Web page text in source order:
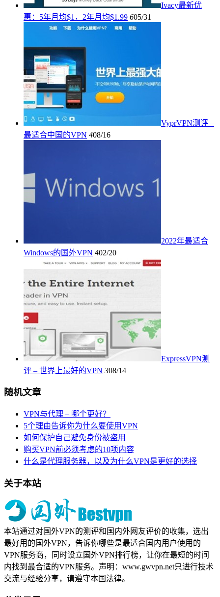
Ivacy最新优
惠：5年月均$1，2年月均$1.99 605/31
VyprVPN测评 –
最适合中国的VPN 408/16
2022年最适合
Windows的国外VPN 402/20
ExpressVPN测
评 – 世界上最好的VPN 308/14
随机文章
VPN与代理 – 哪个更好？
5个理由告诉你为什么要使用VPN
如何保护自己避免身份被盗用
购买VPN前必须考虑的10项内容
什么是代理服务器，以及为什么VPN是更好的选择
关于本站
本站通过对国外VPN的测评和国内外网友评价的收集，选出
最好用的国外VPN，告诉你哪些是最适合国内用户使用的
VPN服务商，同时设立国外VPN排行榜，让你在最短的时间
内找到最合适的VPN服务。声明：www.gwvpn.net只进行技术
交流与经验分享，请遵守本国法律。